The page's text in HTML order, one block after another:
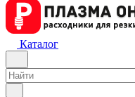
Каталог